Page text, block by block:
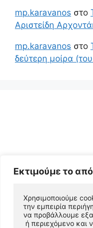
Εκτιμούμε το
Χρησιμοποιούμε
την εμπειρία
να προβάλλουμε
ή περιεχόμενο και
mp.karavanos στο
Αριστείδη
mp.karavanos στο
δεύτερη μοίρα
© 2026 Αριστείδης